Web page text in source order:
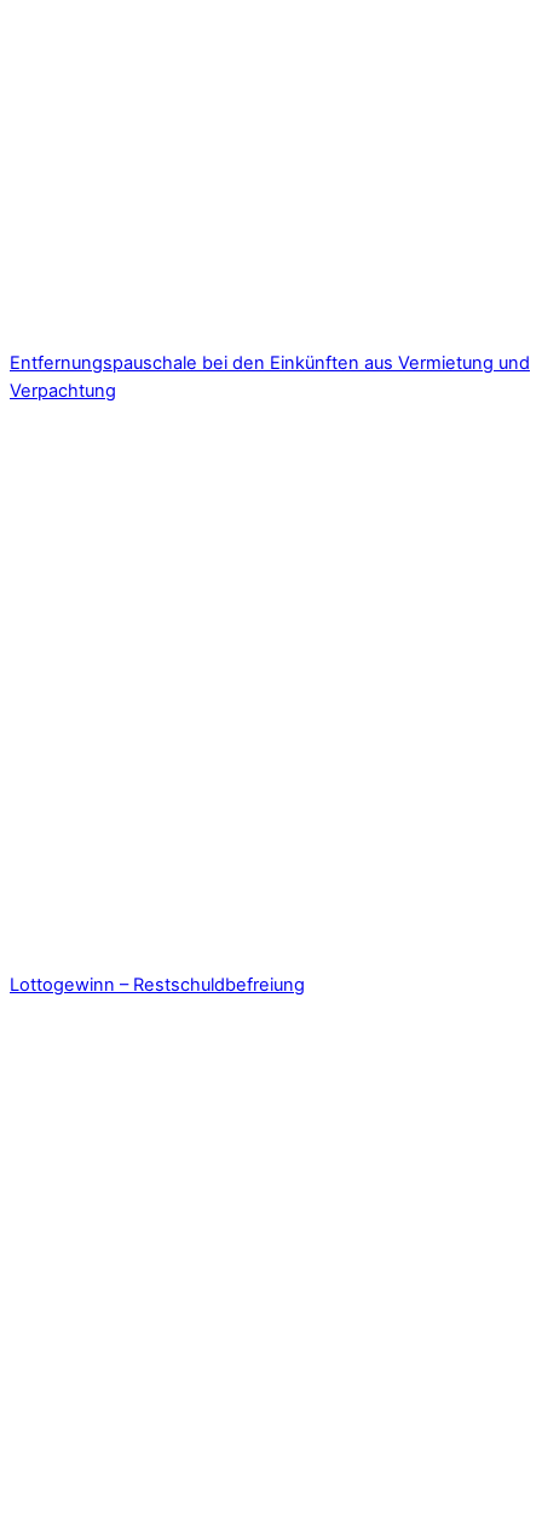
Entfernungspauschale bei den Einkünften aus Vermietung und
Verpachtung
Lottogewinn – Restschuldbefreiung